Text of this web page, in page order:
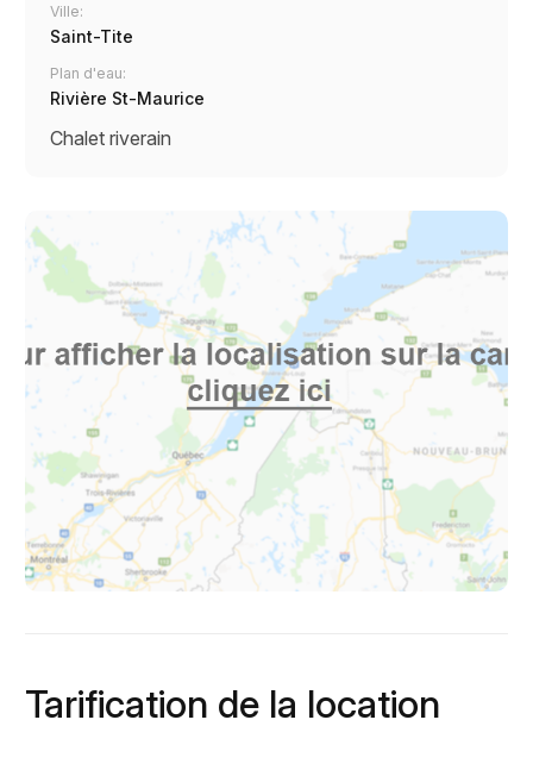
Ville:
Saint-Tite
Plan d'eau:
Rivière St-Maurice
Chalet riverain
Tarification de la location